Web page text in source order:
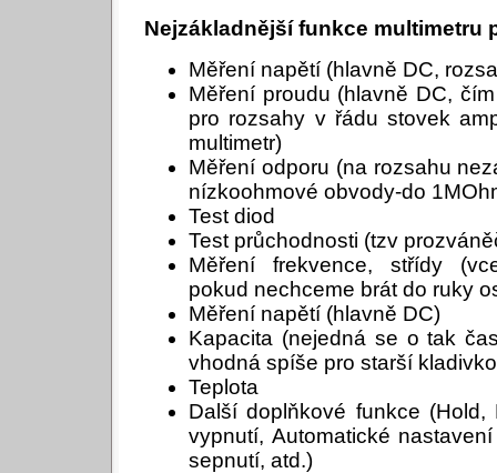
Nejzákladnější funkce multimetru
Měření napětí (hlavně DC,
Měření proudu (hlavně DC,
pro rozsahy v řádu stovek
multimetr)
Měření odporu (na rozsahu
nízkoohmové obvody-do
Test diod
Test průchodnosti (tzv
Měření frekvence, střídy
pokud nechceme brát do ruky
Měření napětí (hlavně DC)
Kapacita (nejedná se o tak
vhodná spíše pro starší
Teplota
Další doplňkové funkce (Hold,
vypnutí, Automatické
sepnutí, atd.)